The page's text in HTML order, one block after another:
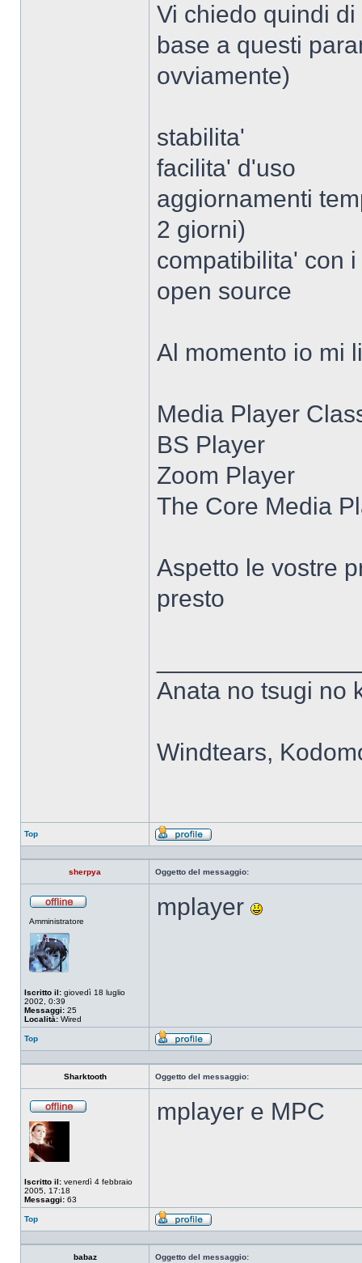
Vi chiedo quindi
base a questi
ovviamente)
stabilita'
facilita' d'uso
aggiornamenti
2 giorni)
compatibilita' con
open source
Al momento io mi
Media Player
BS Player
Zoom Player
The Core Media
Aspetto le vostre
presto
Anata no tsugi no
Windtears,
Top
Profilo
sherpya Oggetto del messaggio:
Amministratore
Iscritto il: giovedì 18 luglio
2002, 0:39
Messaggi: 25
Località: Wired
mplayer
Top
Profilo
Sharktooth Oggetto del messaggio:
Iscritto il: venerdì 4 febbraio
2005, 17:18
Messaggi: 63
mplayer e MPC
Top
Profilo
babaz Oggetto del messaggio: